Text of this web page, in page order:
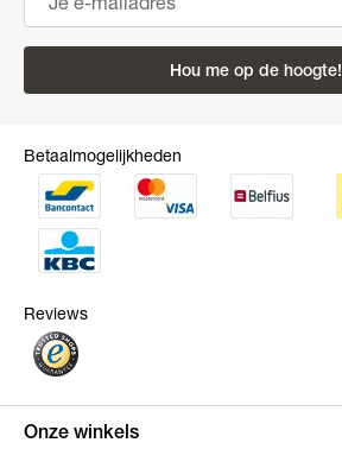
Hou me op de hoogte!
Betaalmogelijkheden
Reviews
Onze winkels